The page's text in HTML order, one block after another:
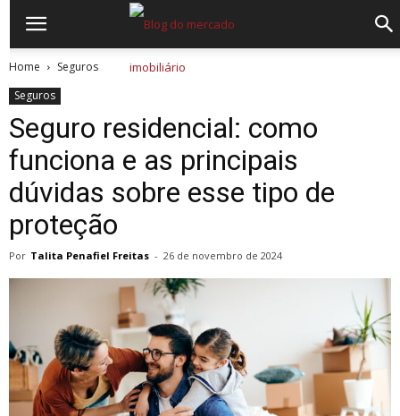
Home
Seguros
Seguros
Seguro residencial: como
funciona e as principais
dúvidas sobre esse tipo de
proteção
Por Talita Penafiel Freitas - 26 de novembro de 2024